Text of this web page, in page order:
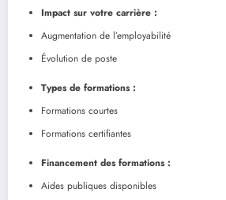
Impact sur votre carrière :
Augmentation de l’employabilité
Évolution de poste
Types de formations :
Formations courtes
Formations certifiantes
Financement des formations :
Aides publiques disponibles